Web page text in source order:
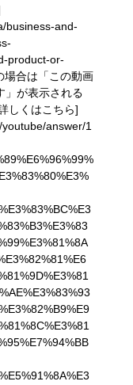
business-and-
product-or-
場合は「この動画
」が表示される
しくはこちら]
answer/1